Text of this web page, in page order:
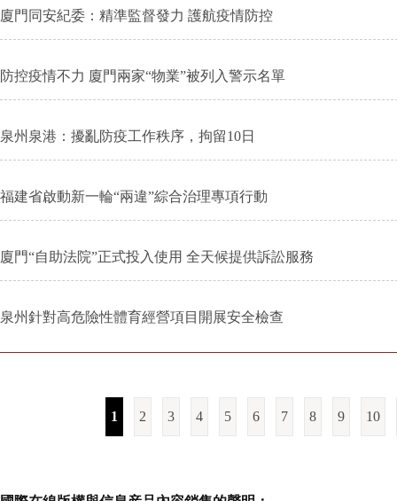
廈門同安紀委：精準監督發力 護航疫情防控
防控疫情不力 廈門兩家“物業”被列入警示名單
泉州泉港：擾亂防疫工作秩序，拘留10日
福建省啟動新一輪“兩違”綜合治理專項行動
廈門“自助法院”正式投入使用 全天候提供訴訟服務
泉州針對高危險性體育經營項目開展安全檢查
1 2 3 4 5 6 7 8 9 10